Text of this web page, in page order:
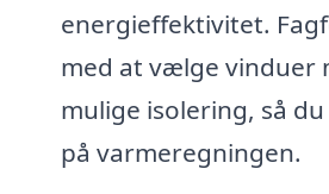
energieffektivitet.
med at vælge vinduer
mulige isolering, så
på varmeregningen.